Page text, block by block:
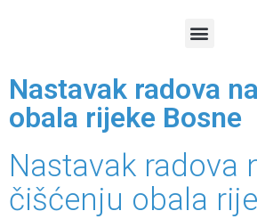
Nastavak radova
obala rijeke Bosne
Nastavak radova
čišćenju obala